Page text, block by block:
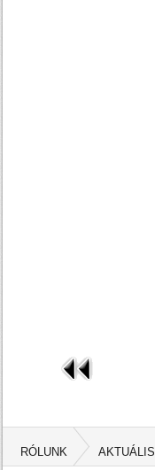
RÓLUNK AKTUÁLIS